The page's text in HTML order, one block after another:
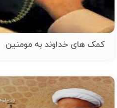
کمک های خداوند به مومنین